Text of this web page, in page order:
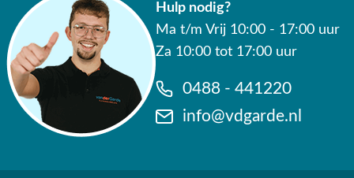
Hulp nodig?
Ma t/m Vrij 10:00 - 17:00 uur
Za 10:00 tot 17:00 uur
0488 - 441220
info@vdgarde.nl